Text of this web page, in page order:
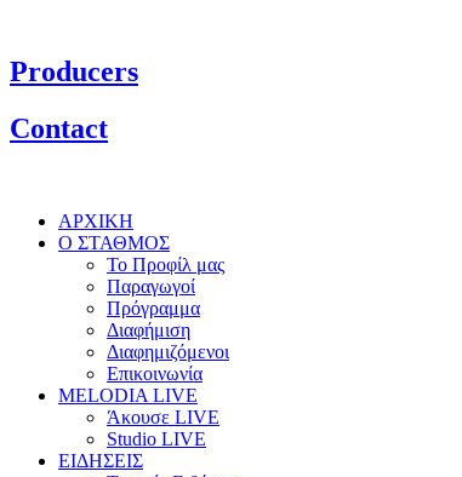
Producers
Contact
ΑΡΧΙΚΗ
Ο ΣΤΑΘΜΟΣ
Το Προφίλ μας
Παραγωγοί
Πρόγραμμα
Διαφήμιση
Διαφημιζόμενοι
Επικοινωνία
MELODIA LIVE
Άκουσε LIVE
Studio LIVE
ΕΙΔΗΣΕΙΣ